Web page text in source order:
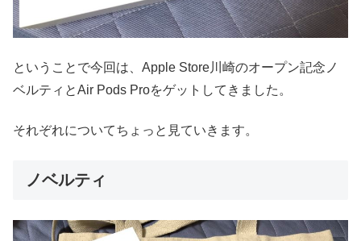
ということで今回は、Apple Store川崎のオープン記念ノ
ベルティとAir Pods Proをゲットしてきました。
それぞれについてちょっと見ていきます。
ノベルティ